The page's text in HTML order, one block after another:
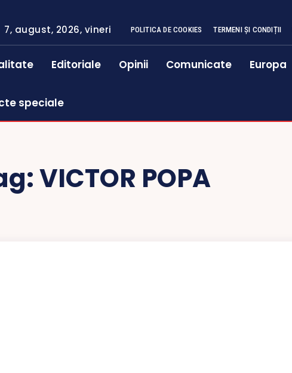
7, august, 2026, vineri POLITICA DE COOKIES TERMENI ȘI CONDIȚII
Editoriale Opinii Comunicate Europa
speciale
VICTOR POPA